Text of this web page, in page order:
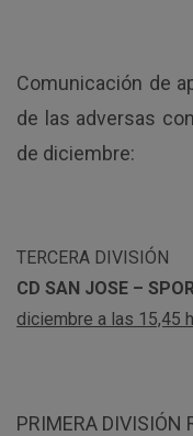
Comunicación de
de las adversas
de diciembre:
TERCERA DIVISIÓN
CD SAN JOSE –
diciembre a las 15,45
PRIMERA DIVISIÓN